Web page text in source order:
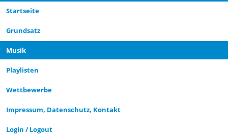
Startseite
Grund­satz­
Musik
Playlisten
Wettbewerbe
Impressum, Datenschutz, Kontakt
Login / Logout